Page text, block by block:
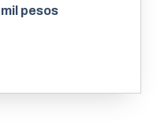
mil pesos